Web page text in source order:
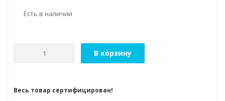
Есть в наличии
В корзину
Весь товар сертифицирован!